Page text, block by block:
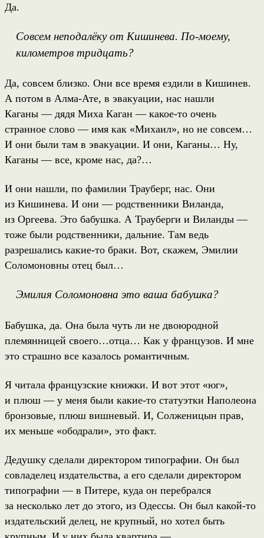
Да.
Совсем неподалёку от Кишинева. По-моему,
километров тридцать?
Да, совсем близко. Они все время ездили в Кишинев.
А потом в Алма-Ате, в эвакуации, нас нашли
Каганы — дядя Миха Каган — какое-то очень
странное слово — имя как «Михаил», но не совсем…
И они были там в эвакуации. И они, Каганы… Ну,
Каганы — все, кроме нас, да?…
И они нашли, по фамилии Трауберг, нас. Они
из Кишинева. И они — родственники Виланда,
из Оргеева. Это бабушка. А Трауберги и Виланды —
тоже были родственники, дальние. Там ведь
разрешались какие-то браки. Вот, скажем, Эмилии
Соломоновны отец был…
Эмилия Соломоновна это ваша бабушка?
Бабушка, да. Она была чуть ли не двоюродной
племянницей своего…отца… Как у французов. И мне
это страшно все казалось романтичным.
Я читала французские книжки. И вот этот «юг»,
и плюш — у меня были какие-то статуэтки Наполеона
бронзовые, плюш вишневый. И, Солженицын прав,
их меньше «ободрали», это факт.
Дедушку сделали директором типографии. Он был
совладелец издательства, а его сделали директором
типографии — в Питере, куда он перебрался
за несколько лет до этого, из Одессы. Он был какой-то
издательский делец, не крупный, но хотел быть